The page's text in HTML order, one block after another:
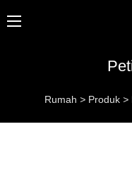
Rumah > Produk >